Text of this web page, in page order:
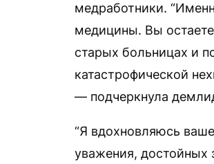
медработники.
медицины. Вы
старых больницах и
катастрофической
— подчеркнула
“Я вдохновляюсь
уважения, достойных